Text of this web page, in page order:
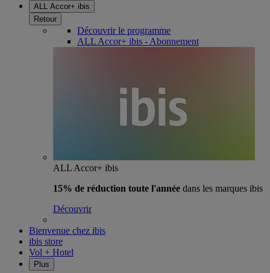
ALL Accor+ ibis
Retour
Découvrir le programme
ALL Accor+ ibis - Abonnement
ALL Accor+ ibis
15% de réduction toute l'année dans les marques ibis
Découvrir
Bienvenue chez ibis
ibis store
Vol + Hotel
Plus